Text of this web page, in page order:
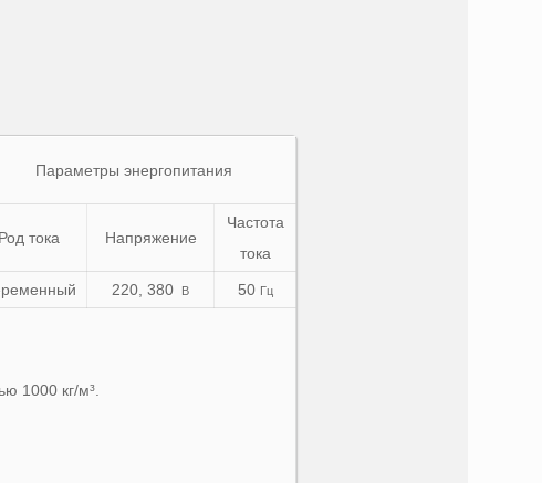
Параметры энергопитания
Род тока Напряжение
Частота
тока
220, 380 В 50 Гц
1000 кг/м³.